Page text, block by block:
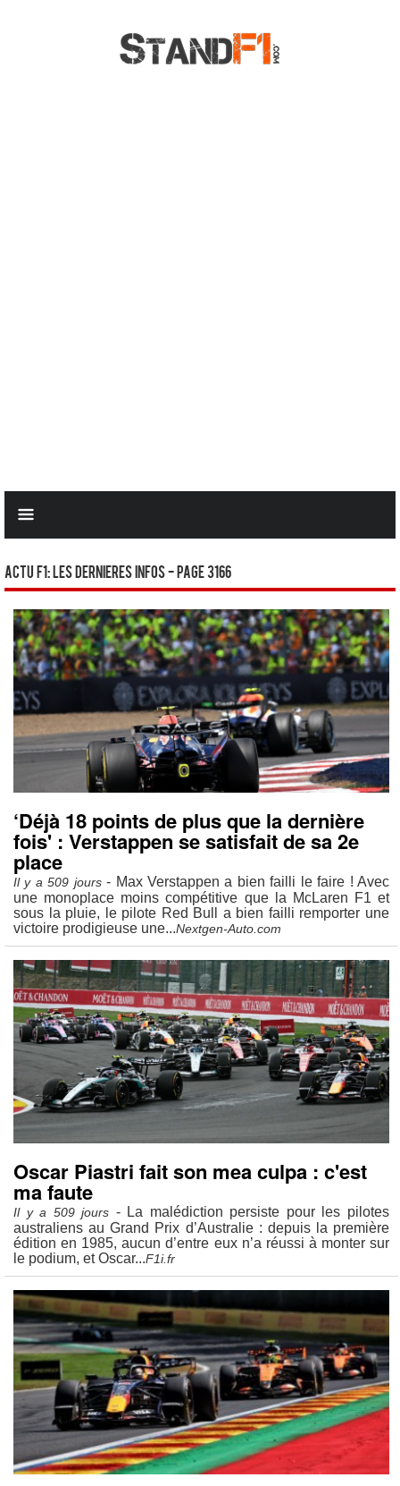
Actu F1: Les dernieres infos - Page 3166
‘Déjà 18 points de plus que la dernière
fois' : Verstappen se satisfait de sa 2e
place
Il y a 509 jours- Max Verstappen a bien failli le faire ! Avec
une monoplace moins compétitive que la McLaren F1 et
sous la pluie, le pilote Red Bull a bien failli remporter une
victoire prodigieuse une...Nextgen-Auto.com
Oscar Piastri fait son mea culpa : c'est
ma faute
Il y a 509 jours - La malédiction persiste pour les pilotes
australiens au Grand Prix d’Australie : depuis la première
édition en 1985, aucun d’entre eux n’a réussi à monter sur
le podium, et Oscar...F1i.fr